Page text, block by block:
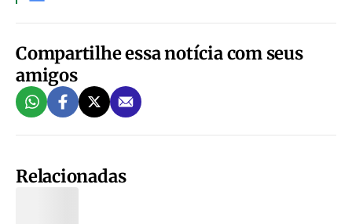
Compartilhe essa notícia com seus
amigos
Relacionadas